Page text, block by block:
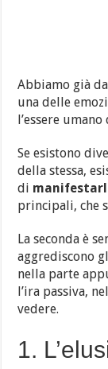
Abbiamo già
una delle
l’essere
Se esistono
della stessa,
di
principali, che
La seconda è
aggrediscono
nella parte
l’ira passiva,
vedere.
1.